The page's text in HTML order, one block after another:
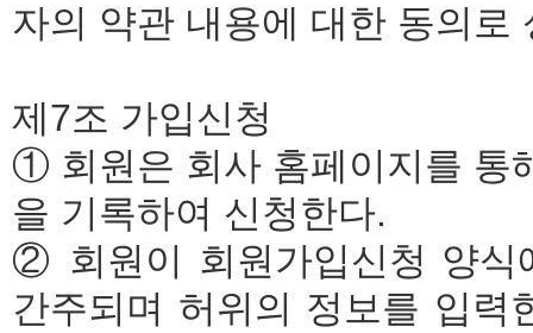
자의 약관 내용에 대한 동의로
제7조 가입신청
① 회원은 회사 홈페이지를 통
을 기록하여 신청한다.
② 회원이 회원가입신청 양식
간주되며 허위의 정보를 입